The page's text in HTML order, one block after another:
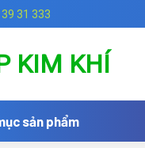
31 333
sản phẩm